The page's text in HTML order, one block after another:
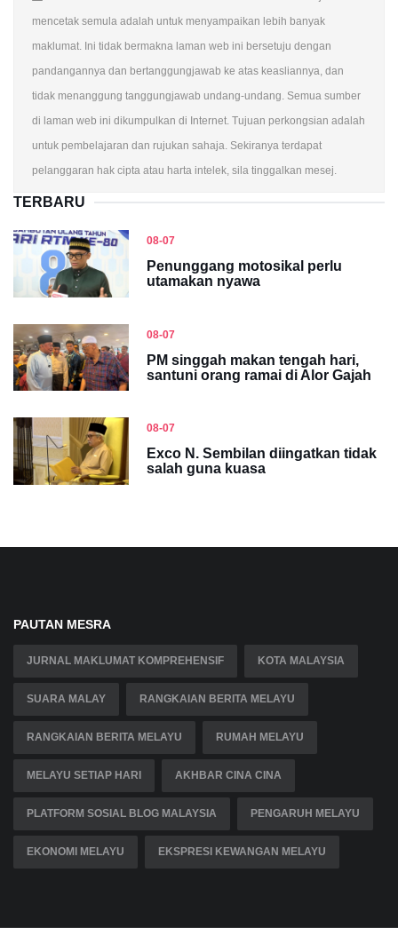
mencetak semula adalah untuk menyampaikan lebih banyak
maklumat. Ini tidak bermakna laman web ini bersetuju dengan
pandangannya dan bertanggungjawab ke atas keasliannya, dan
tidak menanggung tanggungjawab undang-undang. Semua sumber
di laman web ini dikumpulkan di Internet. Tujuan perkongsian adalah
untuk pembelajaran dan rujukan sahaja. Sekiranya terdapat
pelanggaran hak cipta atau harta intelek, sila tinggalkan mesej.
TERBARU
08-07
Penunggang motosikal perlu
utamakan nyawa
08-07
PM singgah makan tengah hari,
santuni orang ramai di Alor Gajah
08-07
Exco N. Sembilan diingatkan tidak
salah guna kuasa
PAUTAN MESRA
JURNAL MAKLUMAT KOMPREHENSIF KOTA MALAYSIA
SUARA MALAY RANGKAIAN BERITA MELAYU
RANGKAIAN BERITA MELAYU RUMAH MELAYU
MELAYU SETIAP HARI AKHBAR CINA CINA
PLATFORM SOSIAL BLOG MALAYSIA PENGARUH MELAYU
EKONOMI MELAYU EKSPRESI KEWANGAN MELAYU